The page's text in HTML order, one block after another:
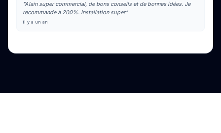
"Alain super commercial, de bons conseils et de bonnes idées. Je
recommande à 200%. Installation super"
il y a un an